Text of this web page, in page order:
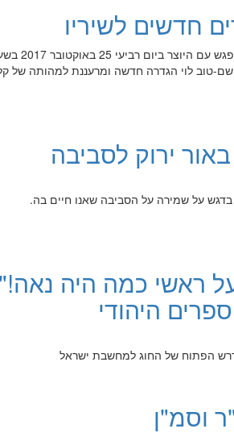
חדשים לשיריו
שם-טוב לוי הגדרה חדשה ומרעננת למהותה של
ירוק לסביבה
ראשי כמה היה
היהודי
וסמ"ן